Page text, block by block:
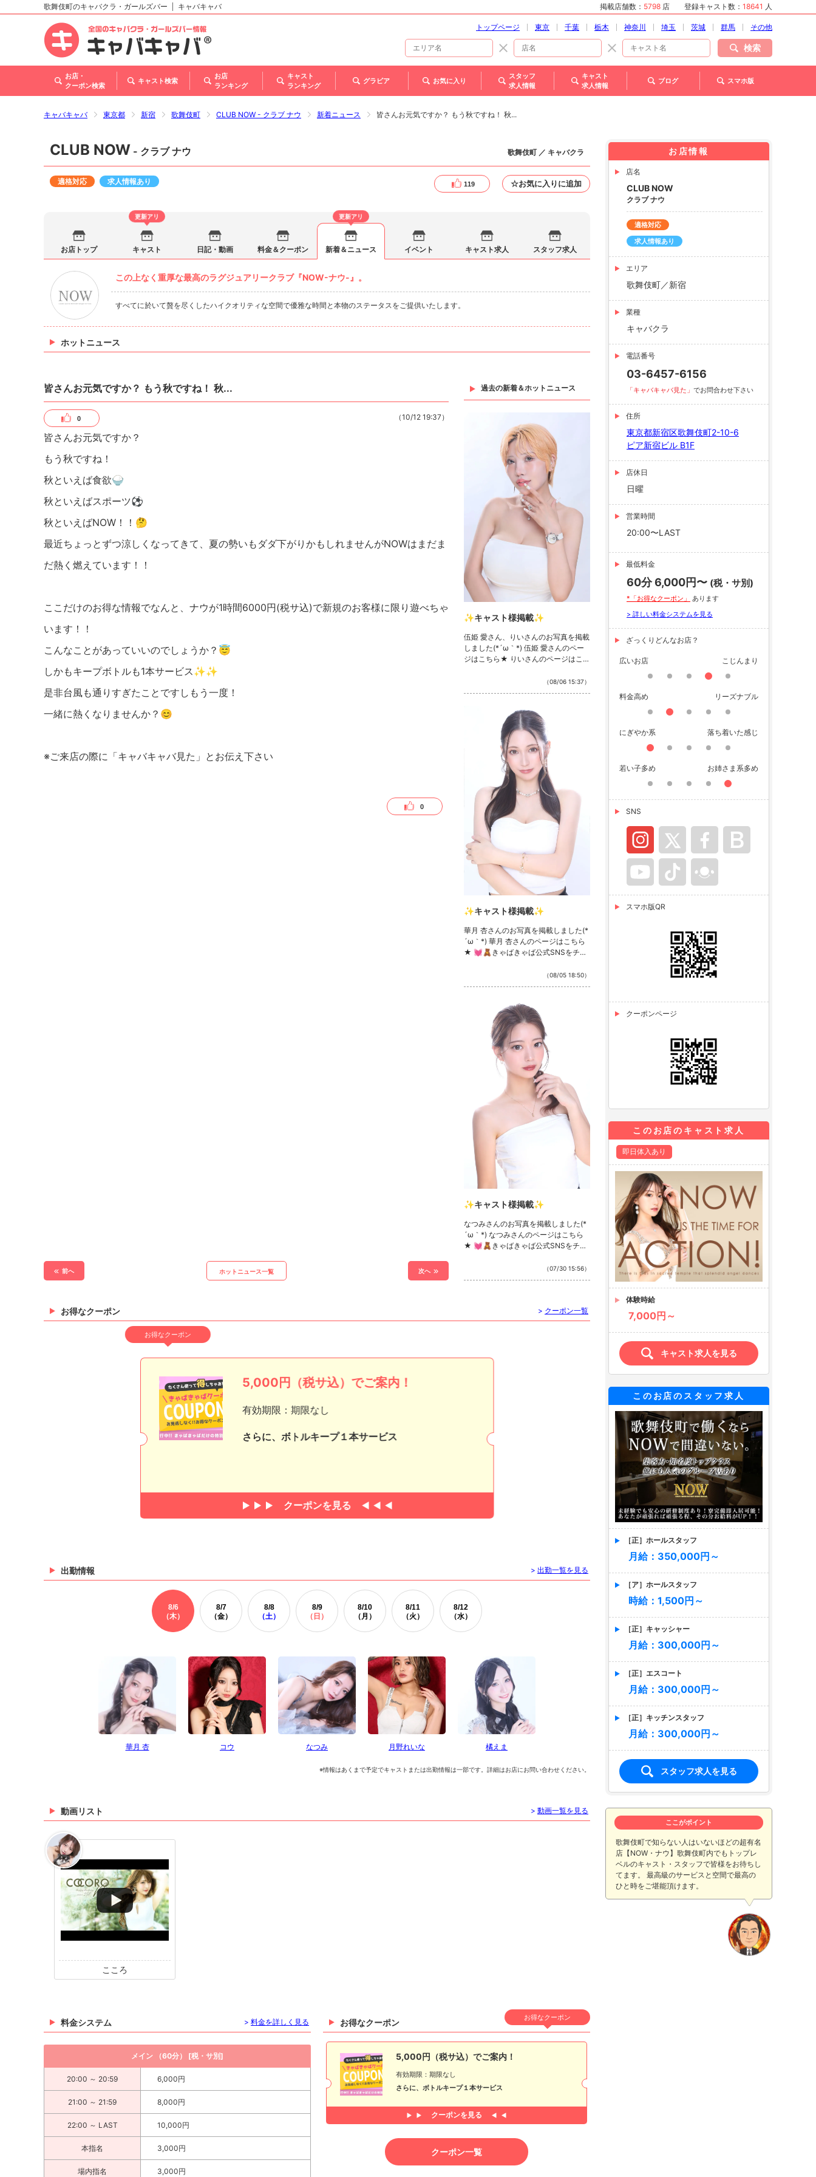
北海道
東北
甲信越・北陸
関西
歌舞伎町のキャバクラ・ガールズバー キャバキャバ 掲載店舗数： 5798 店 登録キャスト数： 18641 人
トップページ 東京 千葉 栃木 神奈川 埼玉 茨城 群馬 その他
検索
お店・
クーポン検索
キャスト検索
お店
ランキング
キャスト
ランキング
グラビア お気に入り
スタッフ
求人情報
キャスト
求人情報
ブログ スマホ版
キャバキャバ 東京都 新宿 歌舞伎町 CLUB NOW - クラブ ナウ 新着ニュース 皆さんお元気ですか？ もう秋ですね！ 秋...
CLUB NOW - クラブ ナウ 歌舞伎町 ／ キャバクラ
適格対応 求人情報あり 119 ☆お気に入りに追加
お店トップ
更新アリ
キャスト 日記・動画 料金＆クーポン
更新アリ
新着＆ニュース イベント キャスト求人 スタッフ求人
この上なく重厚な最高のラグジュアリークラブ『NOW-ナウ-』。
すべてに於いて贅を尽くしたハイクオリティな空間で優雅な時間と本物のステータスをご提供いたします。
ホットニュース
皆さんお元気ですか？ もう秋ですね！ 秋...
0 （10/12 19:37）
皆さんお元気ですか？
もう秋ですね！
秋といえば食欲🍚
秋といえばスポーツ⚽️
秋といえばNOW！！🤔
最近ちょっとずつ涼しくなってきて、夏の勢いもダダ下がりかもしれませんがNOWはまだま
だ熱く燃えています！！
ここだけのお得な情報でなんと、ナウが1時間6000円(税サ込)で新規のお客様に限り遊べちゃ
います！！
こんなことがあっていいのでしょうか？😇
しかもキープボトルも1本サービス✨✨
是非台風も通りすぎたことですしもう一度！
一緒に熱くなりませんか？😊
※ご来店の際に「キャバキャバ見た」とお伝え下さい
0
前へ ホットニュース一覧 次へ
過去の新着＆ホットニュース
✨キャスト様掲載✨
伍姫 愛さん、りいさんのお写真を掲載
しました(*´ω｀*) 伍姫 愛さんのペー
ジはこちら★ りいさんのページはこち
ェック🧸💓 ・TikTok ・Instagram ・
Twitter ・YouTube
（08/06 15:37）
✨キャスト様掲載✨
華月 杏さんのお写真を掲載しました(*
´ω｀*) 華月 杏さんのページはこちら
★ 💓🧸きゃばきゃば公式SNSをチェ
（08/05 18:50）
✨キャスト様掲載✨
なつみさんのお写真を掲載しました(*
´ω｀*) なつみさんのページはこちら
★ 💓🧸きゃばきゃば公式SNSをチェ
（07/30 15:56）
お得なクーポン > クーポン一覧
お得なクーポン
5,000円（税サ込）でご案内！
有効期限：期限なし
さらに、ボトルキープ１本サービス
クーポンを見る
出勤情報 > 出勤一覧を見る
8/6
（木）
8/7
（金）
8/8
（土）
8/9
（日）
8/10
（月）
8/11
（火）
8/12
（水）
華月 杏 コウ なつみ 月野れいな 橘えま
※情報はあくまで予定でキャストまたは出勤情報は一部です。詳細はお店にお問い合わせください。
動画リスト > 動画一覧を見る
こころ
お得なクーポン お得なクーポン
5,000円（税サ込）でご案内！
有効期限：期限なし
さらに、ボトルキープ１本サービス
クーポンを見る
クーポン一覧
料金システム > 料金を詳しく見る
メイン （60分） [税・サ別]
20:00 ～ 20:59 6,000円
21:00 ～ 21:59 8,000円
22:00 ～ LAST 10,000円
本指名 3,000円
場内指名 3,000円
お店情報
店名
CLUB NOW
クラブ ナウ
適格対応
求人情報あり
エリア
歌舞伎町／新宿
業種
キャバクラ
電話番号
03-6457-6156
「キャバキャバ見た」 でお問合わせ下さい
住所
東京都新宿区歌舞伎町2-10-6
ピア新宿ビル B1F
店休日
日曜
営業時間
20:00〜LAST
最低料金
60分 6,000円〜 (税・サ別)
*「お得なクーポン」
あります
> 詳しい料金システムを見る
ざっくりどんなお店？
広いお店 こじんまり
料金高め リーズナブル
にぎやか系 落ち着いた感じ
若い子多め お姉さま系多め
SNS
スマホ版QR
クーポンページ
このお店のキャスト求人
即日体入あり
体験時給
7,000円～
キャスト求人を見る
このお店のスタッフ求人
［正］ホールスタッフ
月給：350,000円～
［ア］ホールスタッフ
時給：1,500円～
［正］キャッシャー
月給：300,000円～
［正］エスコート
月給：300,000円～
［正］キッチンスタッフ
月給：300,000円～
スタッフ求人を見る
ここがポイント
歌舞伎町で知らない人はいないほどの超有名
店【NOW・ナウ】歌舞伎町内でもトップレ
ベルのキャスト・スタッフで皆様をお待ちし
てます。 最高級のサービスと空間で最高の
ひと時をご堪能頂けます。